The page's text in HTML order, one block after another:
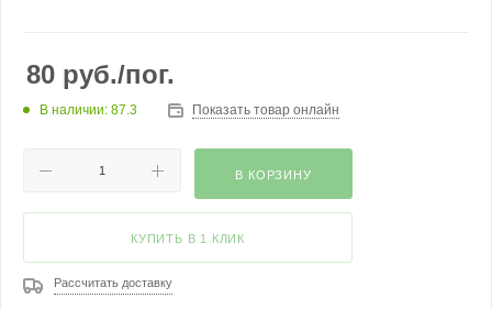
80 руб./пог.
В наличии: 87.3 Показать товар онлайн
В КОРЗИНУ
КУПИТЬ В 1 КЛИК
Рассчитать доставку